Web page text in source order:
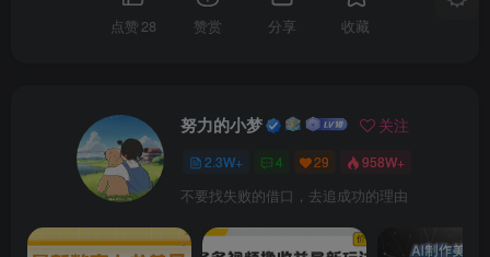
点赞 28 赞赏 分享 收藏
努力的小梦 关注
2.3W+ 4 29 958W+
不要找失败的借口，去追成功的理由